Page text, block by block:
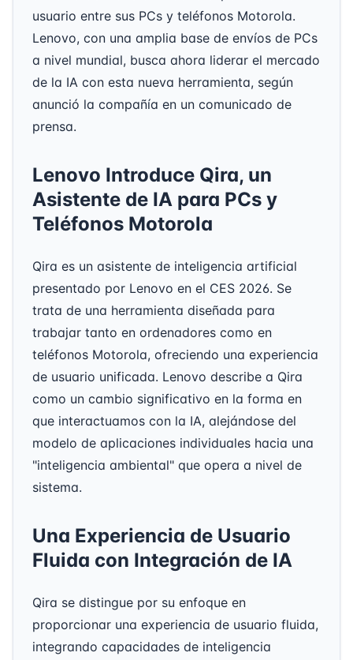
usuario entre sus PCs y teléfonos Motorola.
Lenovo, con una amplia base de envíos de PCs
a nivel mundial, busca ahora liderar el mercado
de la IA con esta nueva herramienta, según
anunció la compañía en un comunicado de
prensa.
Lenovo Introduce Qira, un
Asistente de IA para PCs y
Teléfonos Motorola
Qira es un asistente de inteligencia artificial
presentado por Lenovo en el CES 2026. Se
trata de una herramienta diseñada para
trabajar tanto en ordenadores como en
teléfonos Motorola, ofreciendo una experiencia
de usuario unificada. Lenovo describe a Qira
como un cambio significativo en la forma en
que interactuamos con la IA, alejándose del
modelo de aplicaciones individuales hacia una
"inteligencia ambiental" que opera a nivel de
sistema.
Una Experiencia de Usuario
Fluida con Integración de IA
Qira se distingue por su enfoque en
proporcionar una experiencia de usuario fluida,
integrando capacidades de inteligencia